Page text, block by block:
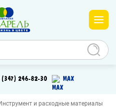
246-82-30 MAX
и расходные материалы